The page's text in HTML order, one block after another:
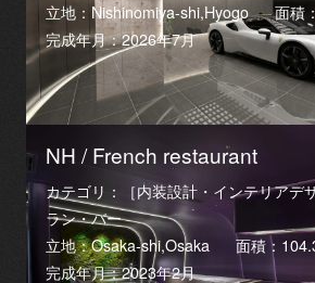
立地：Nishinomiya-shi,Hyogo
面積
完成年月：2026年7月
NH / French restaurant
カテゴリ：［内装設計・インテリアデ
ラン・バー
立地：Osaka-shi,Osaka
面積：
完成年月：2023年2月